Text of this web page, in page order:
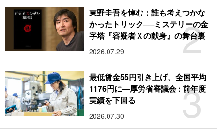
2
東野圭吾を悼む：誰も考えつかな
かったトリック──ミステリーの金
字塔『容疑者Ｘの献身』の舞台裏
2026.07.29
3
最低賃金55円引き上げ、全国平均
1176円に―厚労省審議会 : 前年度
実績を下回る
2026.07.30